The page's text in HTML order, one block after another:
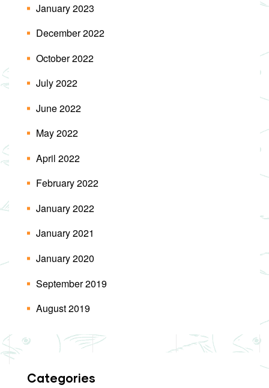
January 2023
December 2022
October 2022
July 2022
June 2022
May 2022
April 2022
February 2022
January 2022
January 2021
January 2020
September 2019
August 2019
Categories